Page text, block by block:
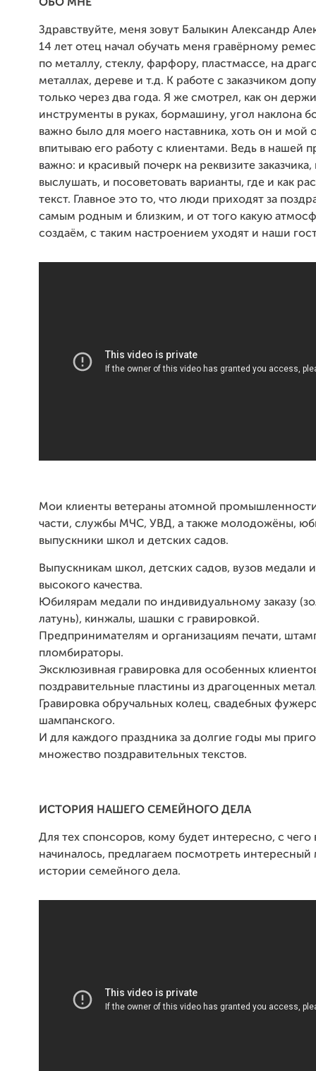
ОБО МНЕ
Здравствуйте, меня зовут Балыкин Александр
14 лет отец начал обучать меня гравёрному
по металлу, стеклу, фарфору, пластмассе, на
металлах, дереве и т.д. К работе с заказчиком
только через два года. Я же смотрел, как он
инструменты в руках, бормашину, угол наклона
важно было для моего наставника, хоть он и мой
впитываю его работу с клиентами. Ведь в нашей
важно: и красивый почерк на реквизите
выслушать, и посоветовать варианты, где и как
текст. Главное это то, что люди приходят за
самым родным и близким, и от того какую
создаём, с таким настроением уходят и наши
Мои клиенты ветераны атомной
части, службы МЧС, УВД, а также молодожёны,
выпускники школ и детских садов.
Выпускникам школ, детских садов, вузов медали
высокого качества.
Юбилярам медали по индивидуальному заказу
латунь), кинжалы, шашки с гравировкой.
Предпринимателям и организациям печати,
пломбираторы.
Эксклюзивная гравировка для особенных
поздравительные пластины из драгоценных
Гравировка обручальных колец, свадебных
шампанского.
И для каждого праздника за долгие годы мы
множество поздравительных текстов.
ИСТОРИЯ НАШЕГО СЕМЕЙНОГО ДЕЛА
Для тех спонсоров, кому будет интересно, с чего
начиналось, предлагаем посмотреть интересный
истории семейного дела.